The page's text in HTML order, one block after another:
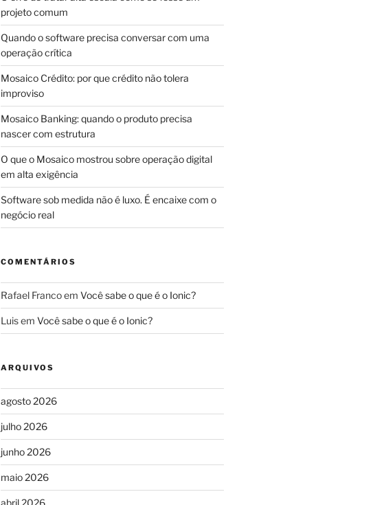
projeto comum
Quando o software precisa conversar com uma
operação crítica
Mosaico Crédito: por que crédito não tolera
improviso
Mosaico Banking: quando o produto precisa
nascer com estrutura
O que o Mosaico mostrou sobre operação digital
em alta exigência
Software sob medida não é luxo. É encaixe com o
negócio real
COMENTÁRIOS
Rafael Francoem Você sabe o que é o Ionic?
Luisem Você sabe o que é o Ionic?
ARQUIVOS
agosto 2026
julho 2026
junho 2026
maio 2026